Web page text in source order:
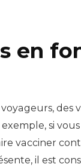
en
des
si
vacciner
il est